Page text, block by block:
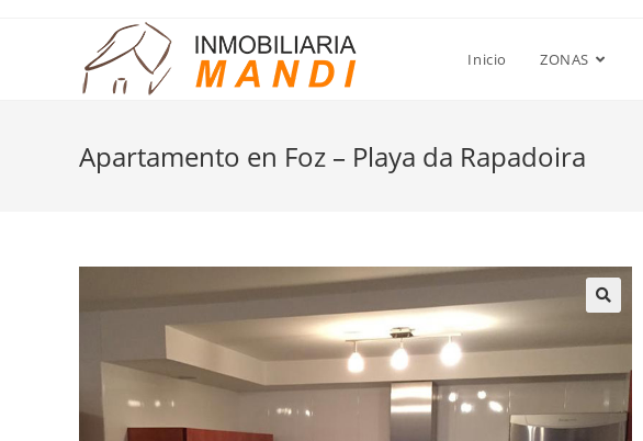
Inicio ZONAS
Apartamento en Foz – Playa da Rapadoira